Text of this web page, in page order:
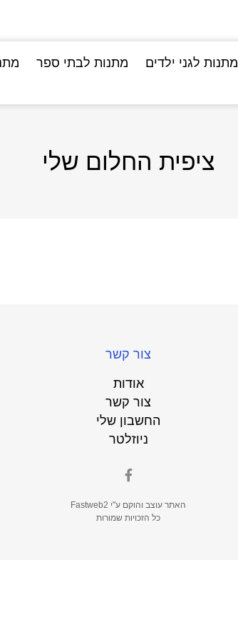
מתנות לגני ילדים מתנות לבתי ספר
ציפית החלום שלי
צור קשר
אודות
צור קשר
החשבון שלי
ניוזלטר
האתר עוצב והוקם ע"י Fastweb2
כל הזכויות שמורות